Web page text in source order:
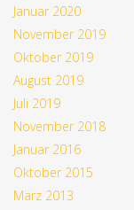
Januar 2020
November 2019
Oktober 2019
August 2019
Juli 2019
November 2018
Januar 2016
Oktober 2015
März 2013